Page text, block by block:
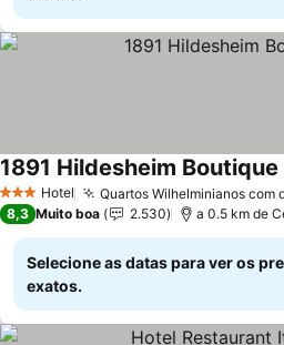
3 EstrelasHotel Quartos Wilhelminianos com
1891 Hildesheim
8,3 Muito boa 2.530 a 0.5 km de
Selecione as datas para ver os
exatos.